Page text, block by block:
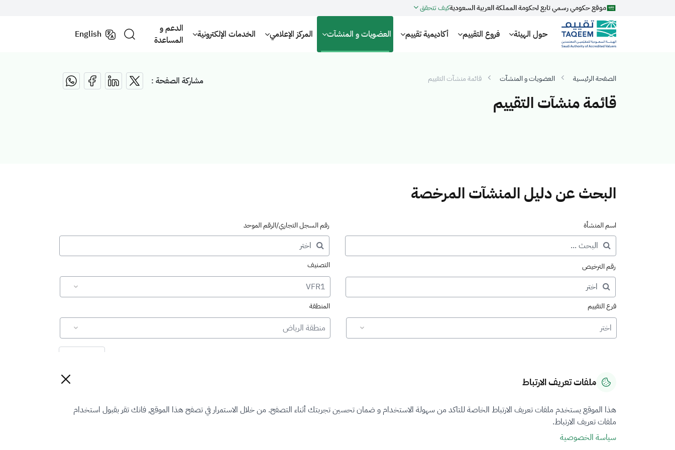
موقع حكومي رسمي تابع لحكومة المملكة العربية السعوديةكيف تتحقق
حول الهيئة فروع التقييم أكاديمية تقييم العضويات و المنشآت المركز الإعلامي الخدمات الإلكترونية
الدعم و
المساعدة
English
الصفحة الرئيسية العضويات و المنشآت قائمة منشآت التقييم مشاركة الصفحة :
قائمة منشآت التقييم
البحث عن دليل المنشآت المرخصة
اسم المنشأة رقم السجل التجاري/الرقم الموحد
رقم الترخيص التصنيف
VFR1
فرع التقييم
اختر
المنطقة
منطقة الرياض
ملفات تعريف الارتباط
هذا الموقع يستخدم ملفات تعريف الارتباط الخاصة للتاكد من سهولة الاستخدام و ضمان تحسين تجربتك أثناء التصفح. من خلال الاستمرار في تصفح هذا الموقع, فانك تقر بقبول استخدام
ملفات تعريف الارتباط.
سياسة الخصوصية